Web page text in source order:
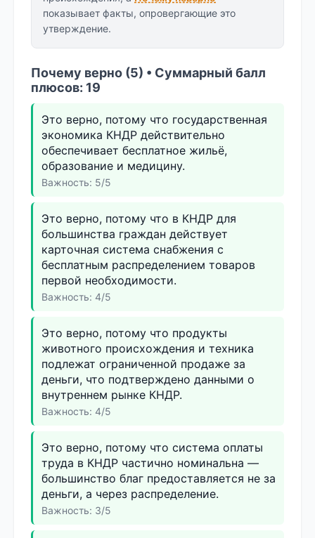
показывает факты, опровергающие это
утверждение.
Почему верно (5) • Суммарный балл
плюсов: 19
Это верно, потому что государственная
экономика КНДР действительно
обеспечивает бесплатное жильё,
образование и медицину.
Важность: 5/5
Это верно, потому что в КНДР для
большинства граждан действует
карточная система снабжения с
бесплатным распределением товаров
первой необходимости.
Важность: 4/5
Это верно, потому что продукты
животного происхождения и техника
подлежат ограниченной продаже за
деньги, что подтверждено данными о
внутреннем рынке КНДР.
Важность: 4/5
Это верно, потому что система оплаты
труда в КНДР частично номинальна —
большинство благ предоставляется не за
деньги, а через распределение.
Важность: 3/5